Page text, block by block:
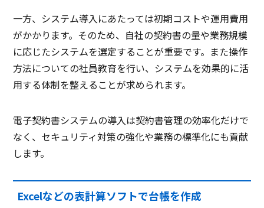
一方、システム導入にあたっては初期コストや運用費用
がかかります。そのため、自社の契約書の量や業務規模
に応じたシステムを選定することが重要です。また操作
方法についての社員教育を行い、システムを効果的に活
用する体制を整えることが求められます。
電子契約書システムの導入は契約書管理の効率化だけで
なく、セキュリティ対策の強化や業務の標準化にも貢献
します。
Excelなどの表計算ソフトで台帳を作成